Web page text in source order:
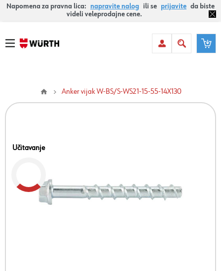
Napomena za pravna lica: napravite nalog ili se prijavite da biste
videli veleprodajne cene.
Anker vijak W-BS/S-WS21-15-55-14X130
Učitavanje